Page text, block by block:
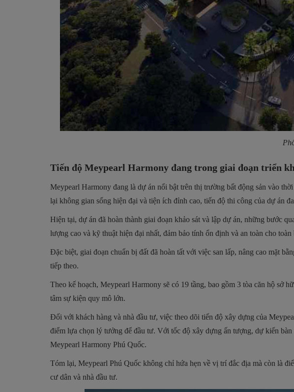
Tiến độ Meypearl Harmony đang trong giai đoạn triển
Meypearl Harmony đang là dự án nổi bật trên thị trường bất động sản vào
lại không gian sống hiện đại và tiện ích đỉnh cao, tiến độ thi công của dự án
Hiện tại, dự án đã hoàn thành giai đoạn khảo sát và lập dự án, những bước
lượng cao và kỹ thuật hiện đại nhất, đảm bảo tính ổn định và an toàn cho
Đặc biệt, giai đoạn chuẩn bị đất đã hoàn tất với việc san lấp, nâng cao mặt
tiếp theo.
Theo kế hoạch, Meypearl Harmony sẽ có 19 tầng, bao gồm 3 tòa căn hộ sở
tâm sự kiện quy mô lớn.
Đối với khách hàng và nhà đầu tư, việc theo dõi tiến độ xây dựng của
điểm lựa chọn lý tưởng để đầu tư. Với tốc độ xây dựng ấn tượng, dự kiến
Meypearl Harmony Phú Quốc.
Tóm lại, Meypearl Phú Quốc không chỉ hứa hẹn về vị trí đắc địa mà còn là
cư dân và nhà đầu tư.